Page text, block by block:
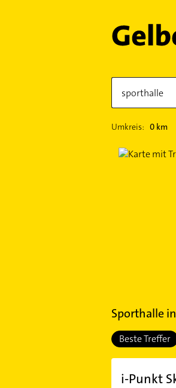
Umkreis: 0km
Sporthallein
Beste Treffer
i-Punkt